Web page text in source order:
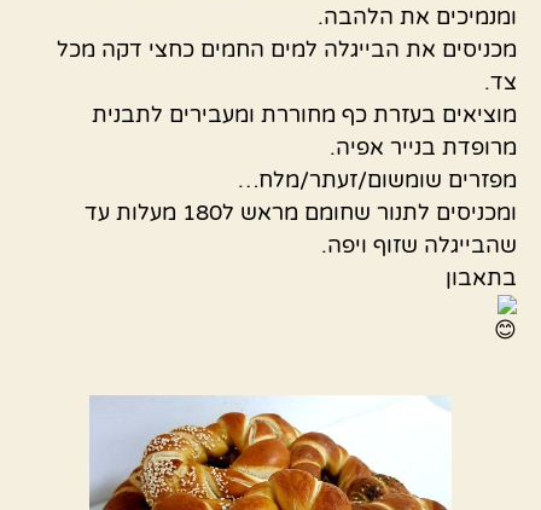
ומנמיכים את הלהבה.
מכניסים את הבייגלה למים החמים כחצי דקה מכל
צד.
מוציאים בעזרת כף מחוררת ומעבירים לתבנית
מרופדת בנייר אפיה.
מפזרים שומשום/זעתר/מלח…
ומכניסים לתנור שחומם מראש ל180 מעלות עד
שהבייגלה שזוף ויפה.
בתאבון